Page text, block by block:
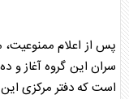
پس از اعلام ممنوعیت،
سران این گروه آغاز و
است که دفتر مرکزی